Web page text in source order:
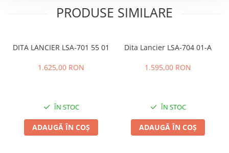
PRODUSE SIMILARE
DITA LANCIER LSA-701 55 01
1.625,00 RON
ÎN STOC
ADAUGĂ ÎN COȘ
Dita Lancier LSA-704 01-A
1.595,00 RON
ÎN STOC
ADAUGĂ ÎN COȘ